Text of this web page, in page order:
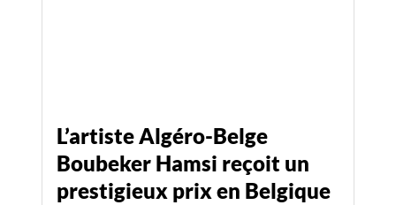
L’artiste Algéro-Belge
Boubeker Hamsi reçoit un
prestigieux prix en Belgique